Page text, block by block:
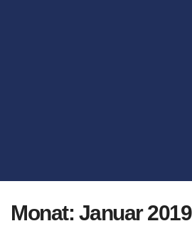
Monat: Januar 2019